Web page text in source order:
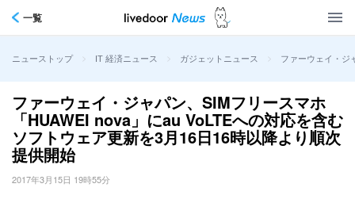
一覧
ニューストップ > IT 経済ニュース > ガジェットニュース > ファーウェイ・ジ
ファーウェイ・ジャパン、SIMフリースマホ
「HUAWEI nova」にau VoLTEへの対応を含む
ソフトウェア更新を3月16日16時以降より順次
提供開始
2017年3月15日 19時55分